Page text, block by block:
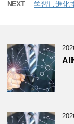
NEXT 学習し進化
AI